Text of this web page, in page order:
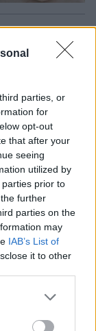
parties, or
for
opt-out
that after your
seeing
utilized by
prior to
further
parties on the
may
IAB’s List of
it to other
more Google
may click to